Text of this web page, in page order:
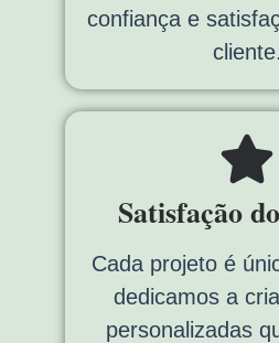
confiança e
cliente.
Satisfação
Cada projeto é
dedicamos a
personalizadas